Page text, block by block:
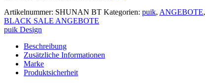
Artikelnummer: SHUNAN BT Kategorien: puik, ANGEBOTE,
BLACK SALE ANGEBOTE
puik Design
Beschreibung
Zusätzliche Informationen
Marke
Produktsicherheit